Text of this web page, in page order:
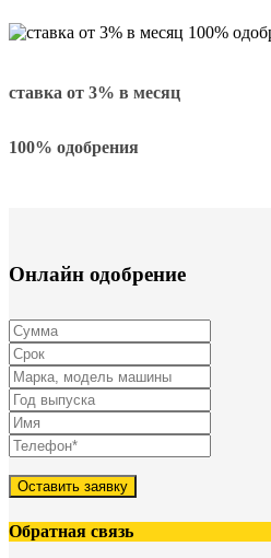
ставка от 3% в месяц
100% одобрения
Онлайн одобрение
Оставить заявку
Обратная связь